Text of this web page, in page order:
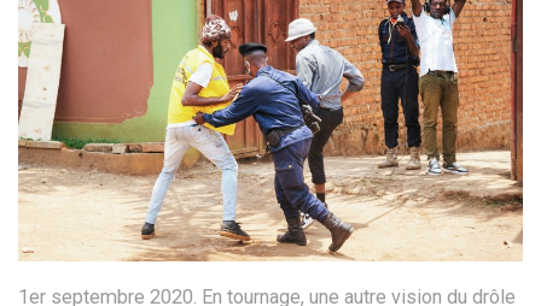
1er septembre 2020. En tournage, une autre vision du drôle